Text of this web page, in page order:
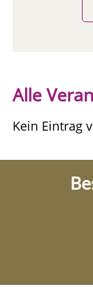
Alle
Kein Eintrag